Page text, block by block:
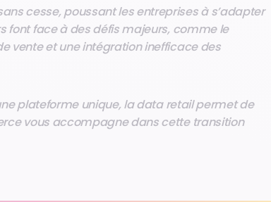
cesse, poussant les entreprises à s’adapter
font face à des défis majeurs, comme le
vente et une intégration inefficace des
plateforme unique, la data retail permet de
vous accompagne dans cette transition